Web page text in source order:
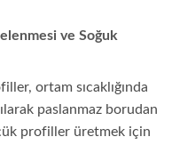
ve Soğuk
ortam sıcaklığında
paslanmaz borudan
profiller üretmek için